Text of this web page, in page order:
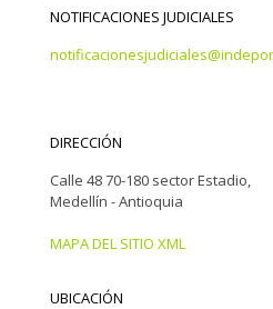
NOTIFICACIONES JUDICIALES
DIRECCIÓN
Calle 48 70-180 sector Estadio,
Medellín - Antioquia
MAPA DEL SITIO XML
UBICACIÓN